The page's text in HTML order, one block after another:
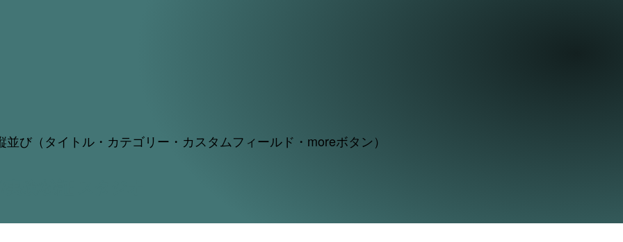
（タイトル・カテゴリー・カスタムフィールド・moreボタン）